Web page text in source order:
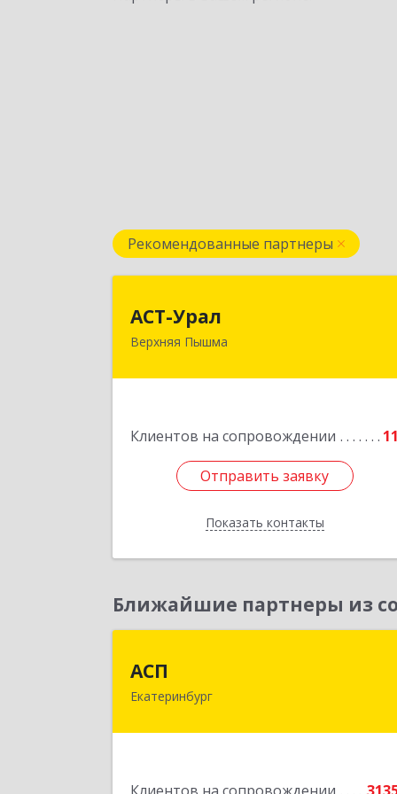
Рекомендованные партнеры
АСТ-Урал
Верхняя Пышма
Клиентов на сопровождении 11
Отправить заявку
Показать контакты
624090, Свердловская обл, Верхняя
Подробнее
Отправить заявку
Назад
Ближайшие партнеры из
АСП
Екатеринбург
Подробнее